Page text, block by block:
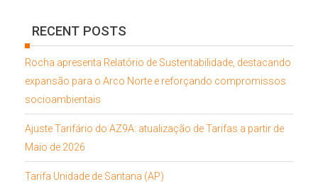
RECENT POSTS
Rocha apresenta Relatório de Sustentabilidade, destacando
expansão para o Arco Norte e reforçando compromissos
socioambientais
Ajuste Tarifário do AZ9A: atualização de Tarifas a partir de
Maio de 2026
Tarifa Unidade de Santana (AP)